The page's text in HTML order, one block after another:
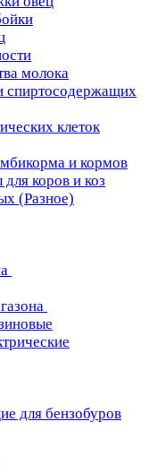
молока
спиртосодержащих
клеток
и кормов
коров и коз
(Разное)
для бензобуров